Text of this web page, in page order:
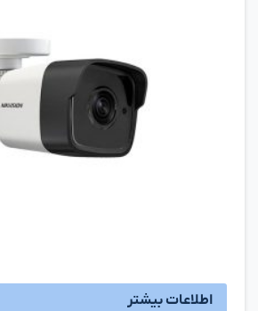
اطلاعات بیشتر